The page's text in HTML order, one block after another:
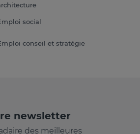
social
conseil et stratégie
newsletter
des meilleures